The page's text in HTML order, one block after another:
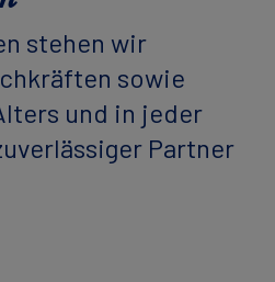
stehen wir
sowie
und in jeder
Partner